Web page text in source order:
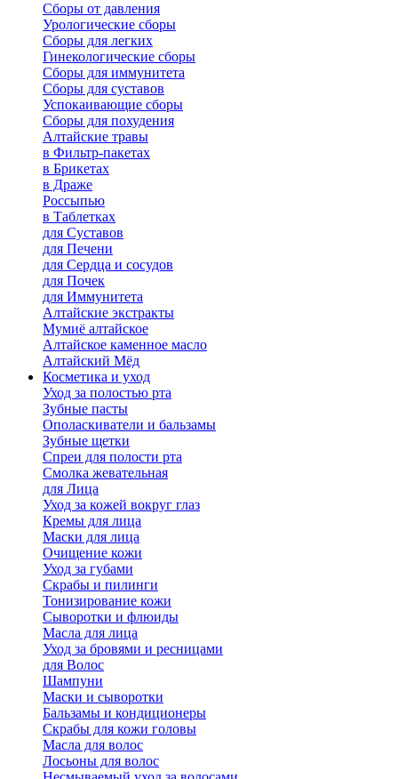
Сборы от давления
Урологические сборы
Сборы для легких
Гинекологические сборы
Сборы для иммунитета
Сборы для суставов
Успокаивающие сборы
Сборы для похудения
Алтайские травы
в Фильтр-пакетах
в Брикетах
в Драже
Россыпью
в Таблетках
для Cуставов
для Печени
для Сердца и сосудов
для Почек
для Иммунитета
Алтайские экстракты
Мумиё алтайское
Алтайское каменное масло
Алтайский Мёд
Косметика и уход
Уход за полостью рта
Зубные пасты
Ополаскиватели и бальзамы
Зубные щетки
Спреи для полости рта
Смолка жевательная
для Лица
Уход за кожей вокруг глаз
Кремы для лица
Маски для лица
Очищение кожи
Уход за губами
Скрабы и пилинги
Тонизирование кожи
Сыворотки и флюиды
Масла для лица
Уход за бровями и ресницами
для Волос
Шампуни
Маски и сыворотки
Бальзамы и кондиционеры
Скрабы для кожи головы
Масла для волос
Лосьоны для волос